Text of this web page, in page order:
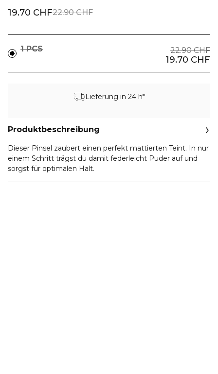
19.70 CHF22.90 CHF
1 PCS 22.90 CHF
19.70 CHF
Lieferung in 24 h*
Produktbeschreibung
Dieser Pinsel zaubert einen perfekt mattierten Teint. In nur
einem Schritt trägst du damit federleicht Puder auf und
sorgst für optimalen Halt.